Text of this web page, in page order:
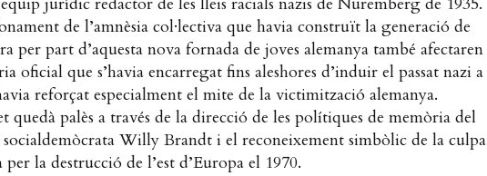
de l’amnèsia col·lectiva que havia construït la generació de
per part d’aquesta nova fornada de joves alemanya també afectaren
oficial que s’havia encarregat fins aleshores d’induir el passat nazi a
reforçat especialment el mite de la victimització alemanya.
quedà palès a través de la direcció de les polítiques de memòria del
socialdemòcrata Willy Brandt i el reconeixement simbòlic de la culpa
per la destrucció de l’est d’Europa el 1970.